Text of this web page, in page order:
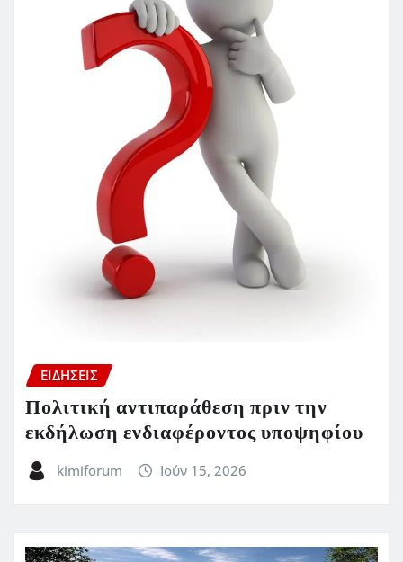
ΕΙΔΗΣΕΙΣ
Πολιτική αντιπαράθεση πριν την
εκδήλωση ενδιαφέροντος υποψηφίου
kimiforum Ιούν 15, 2026